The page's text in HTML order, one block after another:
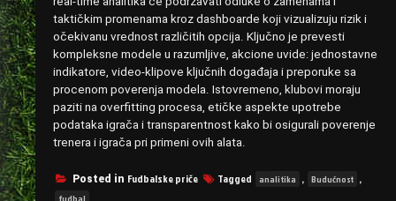
taktičkim promenama kroz dashboarde koji vizualizuju rizik i
očekivanu vrednost različitih opcija. Ključno je prevesti
kompleksne modele u razumljive, akcione uvide: jednostavne
indikatore, video-klipove ključnih događaja i preporuke sa
procenom poverenja modela. Istovremeno, klubovi moraju
paziti na overfitting procesa, etičke aspekte upotrebe
podataka igrača i transparentnost kako bi osigurali poverenje
trenera i igrača pri primeni ovih alata.
Posted in Fudbalske priče Tagged analitika , Budućnost ,
fudbal